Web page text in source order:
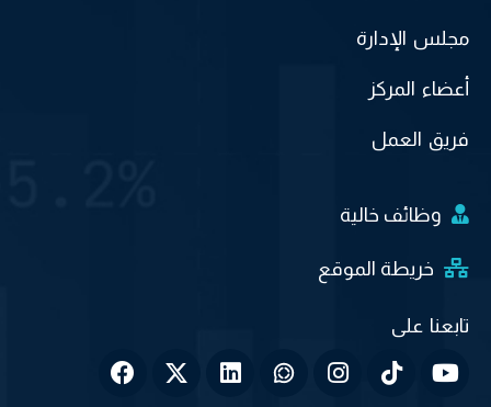
مجلس الإدارة
أعضاء المركز
فريق العمل
وظائف خالية
خريطة الموقع